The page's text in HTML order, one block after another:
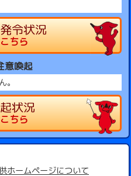
令状況
ちら
意喚起
。
状況
ちら
ホームページについて